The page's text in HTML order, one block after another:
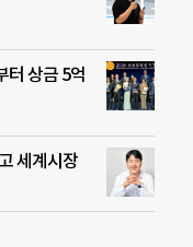
터 상금 5억
세계시장